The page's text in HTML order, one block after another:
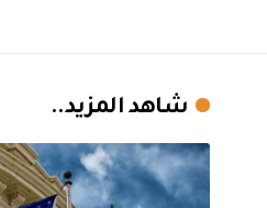
شاهد المزيد..